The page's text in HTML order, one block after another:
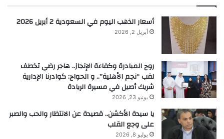
أسعار الذهب اليوم في السعودية 2 أبريل 2026
أبريل 2, 2026
روح المبادرة وكفاءة الإنجاز.. هاجر رضي تخطف
لقب “نجم الأهلية”.. و الحواج: كوادرنا الإدارية
شريك أصيل في مسيرة الريادة
يونيو 23, 2026
يا سيدة الأكشن.. قصيدة عن الانتظار والحب والصبر
على وجع القلب
يوليو 8, 2026